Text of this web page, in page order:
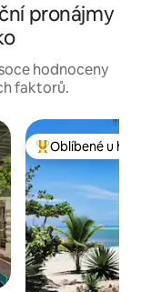
pronájmy
hodnoceny
faktorů.
Nejlepší v
Oblíbené u